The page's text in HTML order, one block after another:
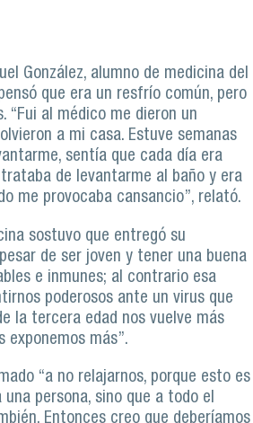
González, alumno de medicina del
que era un resfrío común, pero
“Fui al médico me dieron un
a mi casa. Estuve semanas
sentía que cada día era
de levantarme al baño y era
me provocaba cansancio”, relató.
sostuvo que entregó su
de ser joven y tener una buena
e inmunes; al contrario esa
poderosos ante un virus que
la tercera edad nos vuelve más
exponemos más”.
“a no relajarnos, porque esto es
persona, sino que a todo el
Entonces creo que deberíamos